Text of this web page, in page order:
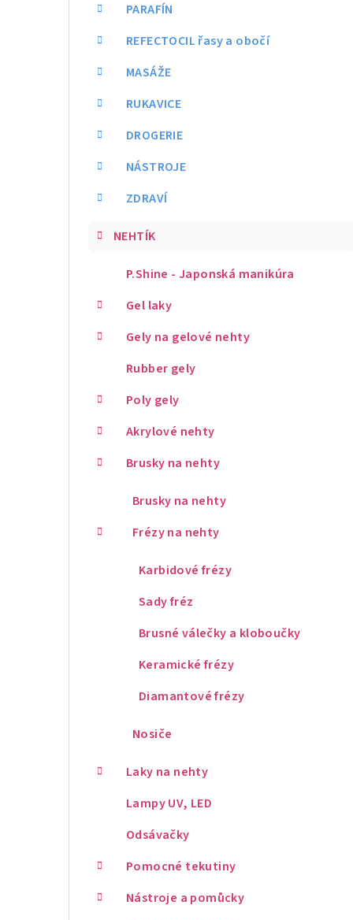
PARAFÍN
REFECTOCIL řasy a obočí
MASÁŽE
RUKAVICE
DROGERIE
NÁSTROJE
ZDRAVÍ
NEHTÍK
P.Shine - Japonská manikúra
Gel laky
Gely na gelové nehty
Rubber gely
Poly gely
Akrylové nehty
Brusky na nehty
Brusky na nehty
Frézy na nehty
Karbidové frézy
Sady fréz
Brusné válečky a kloboučky
Keramické frézy
Diamantové frézy
Nosiče
Laky na nehty
Lampy UV, LED
Odsávačky
Pomocné tekutiny
Nástroje a pomůcky